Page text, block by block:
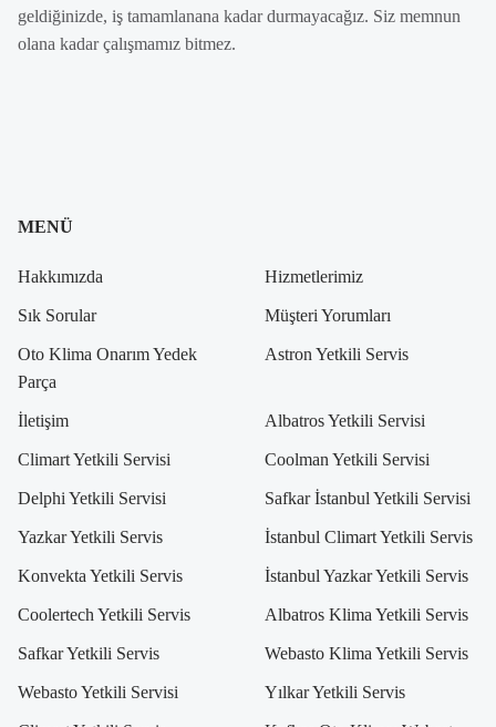
geldiğinizde, iş tamamlanana kadar durmayacağız. Siz memnun
olana kadar çalışmamız bitmez.
MENÜ
Hakkımızda Hizmetlerimiz
Sık Sorular Müşteri Yorumları
Oto Klima Onarım Yedek
Parça
Astron Yetkili Servis
İletişim Albatros Yetkili Servisi
Climart Yetkili Servisi Coolman Yetkili Servisi
Delphi Yetkili Servisi Safkar İstanbul Yetkili Servisi
Yazkar Yetkili Servis İstanbul Climart Yetkili Servis
Konvekta Yetkili Servis İstanbul Yazkar Yetkili Servis
Coolertech Yetkili Servis Albatros Klima Yetkili Servis
Safkar Yetkili Servis Webasto Klima Yetkili Servis
Webasto Yetkili Servisi Yılkar Yetkili Servis